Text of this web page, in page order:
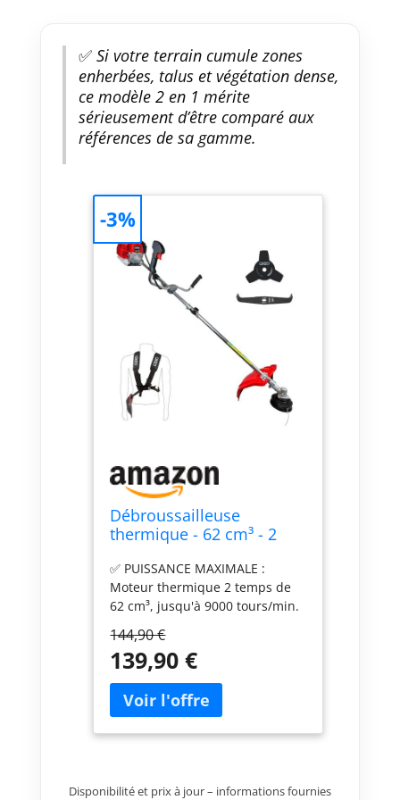
✅Si votre terrain cumule zones
enherbées, talus et végétation dense,
ce modèle 2 en 1 mérite
sérieusement d’être comparé aux
références de sa gamme.
Débroussailleuse
thermique - 62 cm³ - 2
Essence - 2en1 - Coupe-
bordure - Tête double fil
et deux lames
✅ PUISSANCE MAXIMALE :
Moteur thermique 2 temps de
62 cm³, jusqu'à 9000 tours/min.
grandes surfaces et éliminer
efficacement broussailles et
herbes épaisses. ✅
POLYVALENCE 2EN1 : Lame 3
dents pour arbustes et végétaux
épais, lame 2 dents pour ronces
bordures et zones difficiles. ✅
144,90 €
139,90 €
-3%
Disponibilité et prix à jour – informations fournies